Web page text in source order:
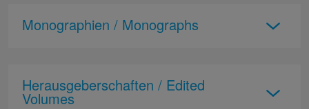
Monographien / Monographs
Herausgeberschaften / Edited
Volumes